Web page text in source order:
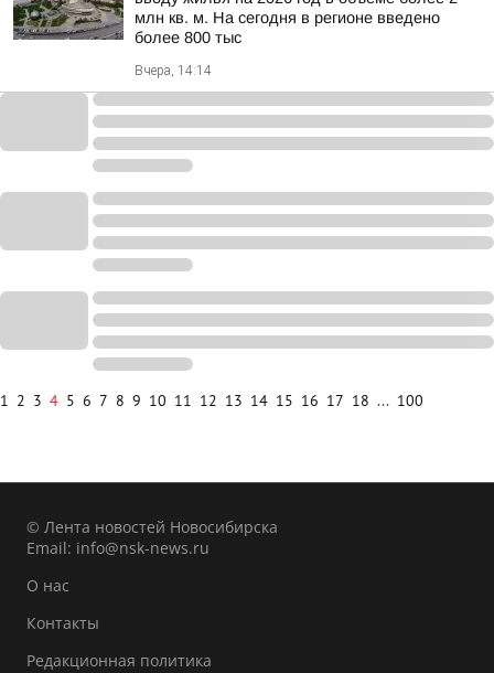
млн кв. м. На сегодня в регионе введено
более 800 тыс
Вчера, 14:14
1 2 3 4 5 6 7 8 9 10 11 12 13 14 15 16 17 18 ... 100
© Лента новостей Новосибирска
Email: info@nsk-news.ru
О нас
Контакты
Редакционная политика